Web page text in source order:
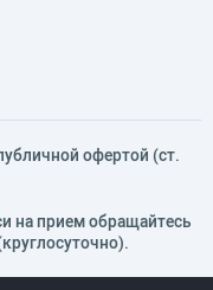
офертой (ст.
на прием обращайтесь